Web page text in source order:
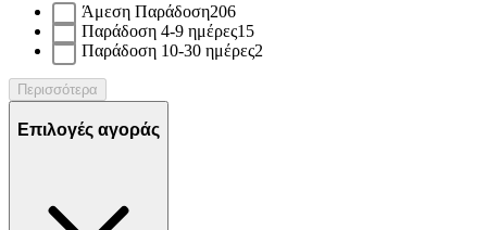
Άμεση Παράδοση206
Παράδοση 4-9 ημέρες15
Παράδοση 10-30 ημέρες2
Περισσότερα
Επιλογές αγοράς